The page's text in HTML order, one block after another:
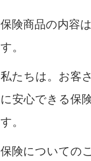
保険商品の内容
す。
私たちは。お客
に安心できる保
す。
保険についての